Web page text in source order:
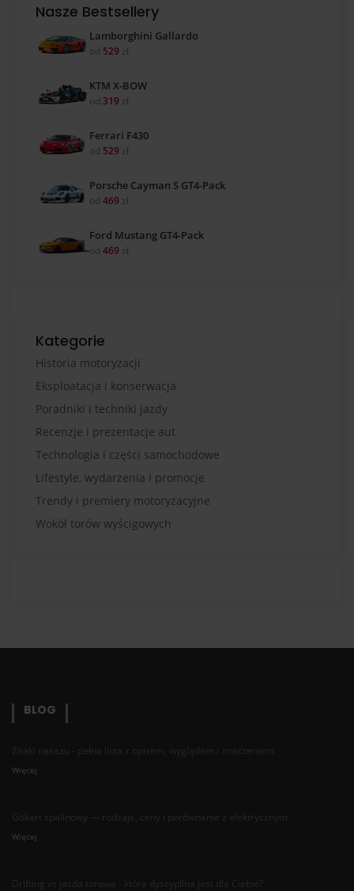
Nasze Bestsellery
Lamborghini Gallardo
od 529 zł
KTM X-BOW
od 319 zł
Ferrari F430
od 529 zł
Porsche Cayman S GT4-Pack
od 469 zł
Ford Mustang GT4-Pack
od 469 zł
Kategorie
Historia motoryzacji
Eksploatacja i konserwacja
Poradniki i techniki jazdy
Recenzje i prezentacje aut
Technologia i części samochodowe
Lifestyle, wydarzenia i promocje
Trendy i premiery motoryzacyjne
Wokół torów wyścigowych
BLOG
Znaki nakazu - pełna lista z opisem, wyglądem i znaczeniem
Więcej
Gokart spalinowy — rodzaje, ceny i porównanie z elektrycznym
Więcej
Drifting vs jazda torowa - która dyscyplina jest dla Ciebie?